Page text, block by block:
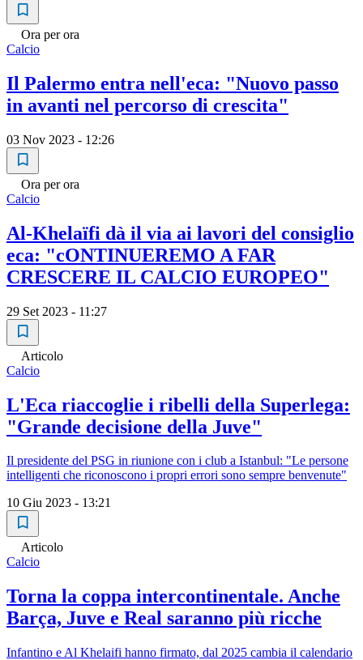
Ora per ora
Calcio
Il Palermo entra nell'eca: "Nuovo passo
in avanti nel percorso di crescita"
03 Nov 2023 - 12:26
Ora per ora
Calcio
Al-Khelaïfi dà il via ai lavori del consiglio
eca: "cONTINUEREMO A FAR
CRESCERE IL CALCIO EUROPEO"
29 Set 2023 - 11:27
Articolo
Calcio
L'Eca riaccoglie i ribelli della Superlega:
"Grande decisione della Juve"
Il presidente del PSG in riunione con i club a Istanbul: "Le persone
intelligenti che riconoscono i propri errori sono sempre benvenute"
10 Giu 2023 - 13:21
Articolo
Calcio
Torna la coppa intercontinentale. Anche
Barça, Juve e Real saranno più ricche
Infantino e Al Khelaifi hanno firmato, dal 2025 cambia il calendario